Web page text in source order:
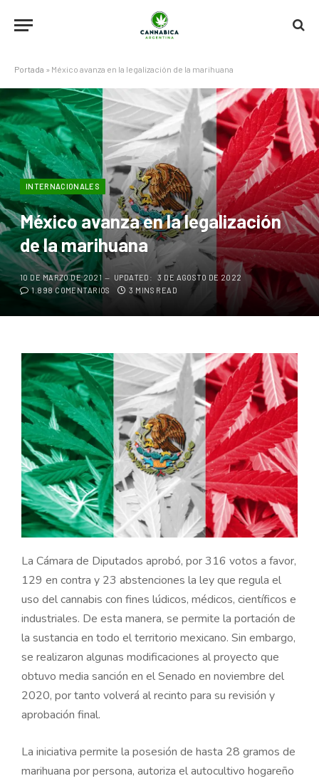
Portada » México avanza en la legalización de la marihuana
INTERNACIONALES
México avanza en la legalización
de la marihuana
10 DE MARZO DE 2021 UPDATED:
3 DE AGOSTO DE 2022
1.898 COMENTARIOS
3 MINS READ
La Cámara de Diputados aprobó, por 316 votos a favor,
129 en contra y 23 abstenciones la ley que regula el
uso del cannabis con fines lúdicos, médicos, científicos e
industriales. De esta manera, se permite la portación de
la sustancia en todo el territorio mexicano. Sin embargo,
se realizaron algunas modificaciones al proyecto que
obtuvo media sanción en el Senado en noviembre del
2020, por tanto volverá al recinto para su revisión y
aprobación final.
La iniciativa permite la posesión de hasta 28 gramos de
marihuana por persona, autoriza el autocultivo hogareño